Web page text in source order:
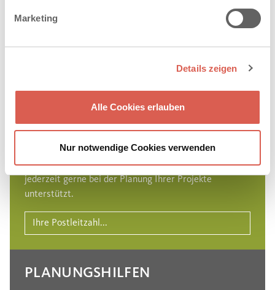
Marketing
Details zeigen
Alle Cookies erlauben
Nur notwendige Cookies verwenden
IHR REGIONALER
Finden Sie Ihren persönlichen Ansprechpartner, der Sie
jederzeit gerne bei der Planung Ihrer Projekte
unterstützt.
PLANUNGSHILFEN